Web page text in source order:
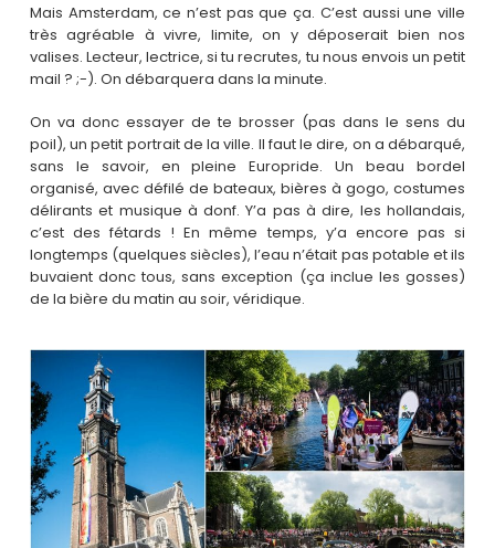
Mais Amsterdam, ce n’est pas que ça. C’est aussi une ville
très agréable à vivre, limite, on y déposerait bien nos
valises. Lecteur, lectrice, si tu recrutes, tu nous envois un petit
mail ? ;-). On débarquera dans la minute.
On va donc essayer de te brosser (pas dans le sens du
poil), un petit portrait de la ville. Il faut le dire, on a débarqué,
sans le savoir, en pleine Europride. Un beau bordel
organisé, avec défilé de bateaux, bières à gogo, costumes
délirants et musique à donf. Y’a pas à dire, les hollandais,
c’est des fétards ! En même temps, y’a encore pas si
longtemps (quelques siècles), l’eau n’était pas potable et ils
buvaient donc tous, sans exception (ça inclue les gosses)
de la bière du matin au soir, véridique.